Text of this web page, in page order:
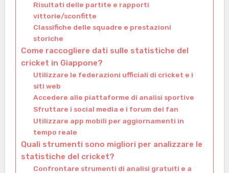
Risultati delle partite e rapporti
vittorie/sconfitte
Classifiche delle squadre e prestazioni
storiche
Come raccogliere dati sulle statistiche del
cricket in Giappone?
Utilizzare le federazioni ufficiali di cricket e i
siti web
Accedere alle piattaforme di analisi sportive
Sfruttare i social media e i forum dei fan
Utilizzare app mobili per aggiornamenti in
tempo reale
Quali strumenti sono migliori per analizzare le
statistiche del cricket?
Confrontare strumenti di analisi gratuiti e a